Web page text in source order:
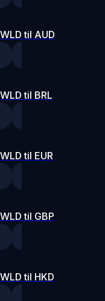
WLD til AUD
WLD til BRL
WLD til EUR
WLD til GBP
WLD til HKD